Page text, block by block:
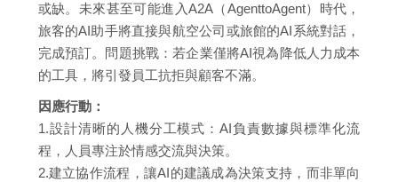
或缺。未來甚至可能進入A2A（AgenttoAgent）時代，
旅客的AI助手將直接與航空公司或旅館的AI系統對話，
完成預訂。問題挑戰：若企業僅將AI視為降低人力成本
的工具，將引發員工抗拒與顧客不滿。
因應行動：
1.設計清晰的人機分工模式：AI負責數據與標準化流
程，人員專注於情感交流與決策。
2.建立協作流程，讓AI的建議成為決策支持，而非單向